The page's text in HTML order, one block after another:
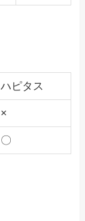
ハピタス
×
〇